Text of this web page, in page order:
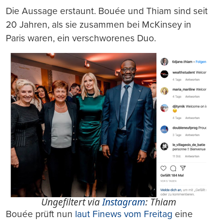
Die Aussage erstaunt. Bouée und Thiam sind seit
20 Jahren, als sie zusammen bei McKinsey in
Paris waren, ein verschworenes Duo.
Ungefiltert viaInstagram: Thiam
Bouée prüft nun laut Finews vom Freitag eine